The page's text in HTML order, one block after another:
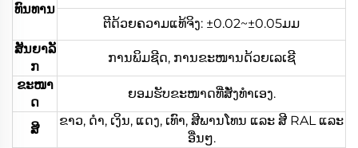
ທົນທານ
ຕີດ້ວຍຄວາມແທ້ຈິງ: ±0.02~±0.05ມມ
ສັນຍາລັ
ກ
ການພິມຊີດ, ການຂະໜານດ້ວຍເລເຊີ
ຂະໜາ
ດ
ຍອມຮັບຂະໜາດທີ່ສັ່ງທຳເອງ.
ສີ
ຂາວ, ດຳ, ເງິນ, ແດງ, ເທົາ, ສີພານໂທນ ແລະ ສີ RAL ແລະ
ອື່ນໆ.